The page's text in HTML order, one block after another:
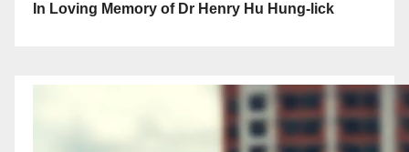
In Loving Memory of Dr Henry Hu Hung-lick